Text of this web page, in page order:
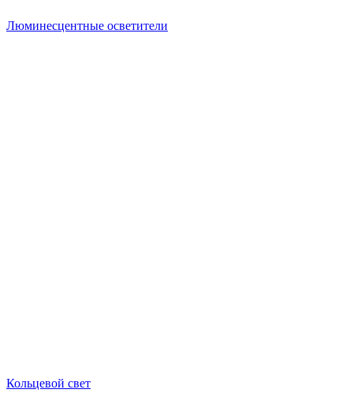
Люминесцентные осветители
Кольцевой свет